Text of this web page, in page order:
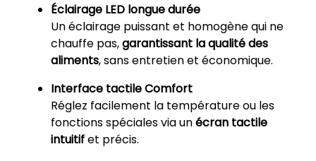
Éclairage LED longue durée
Un éclairage puissant et homogène qui ne
chauffe pas,garantissant la qualité des
aliments, sans entretien et économique.
Interface tactile Comfort
Réglez facilement la température ou les
fonctions spéciales via unécran tactile
intuitifet précis.